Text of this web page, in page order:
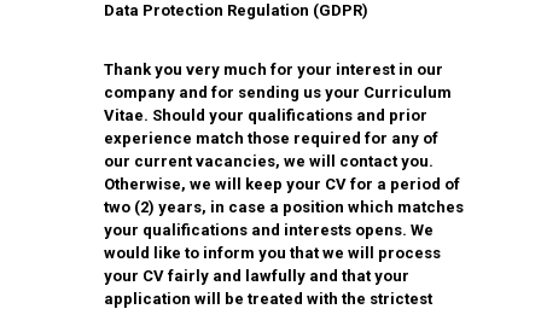
Data Protection Regulation (GDPR)
Thank you very much for your interest in our
company and for sending us your Curriculum
Vitae. Should your qualifications and prior
experience match those required for any of
our current vacancies, we will contact you.
Otherwise, we will keep your CV for a period of
two (2) years, in case a position which matches
your qualifications and interests opens. We
would like to inform you that we will process
your CV fairly and lawfully and that your
application will be treated with the strictest